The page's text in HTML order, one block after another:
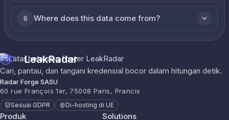
6 Where does this data come from?
LeakRadar
Cari, pantau, dan tangani kredensial bocor dalam hitungan detik.
Radar Forge SASU
60 rue François 1er, 75008 Paris, Prancis
Sesuai GDPR Di-hosting di UE
Produk Solutions